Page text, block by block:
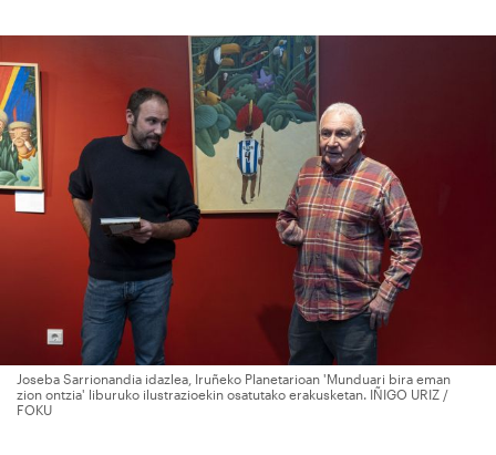
Joseba Sarrionandia idazlea, Iruñeko Planetarioan 'Munduari bira eman
zion ontzia' liburuko ilustrazioekin osatutako erakusketan. IÑIGO URIZ /
FOKU